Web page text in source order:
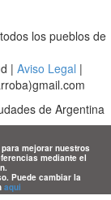
los pueblos de
| Aviso Legal |
de Argentina
mejorar nuestros
mediante el
Puede cambiar la
aqui